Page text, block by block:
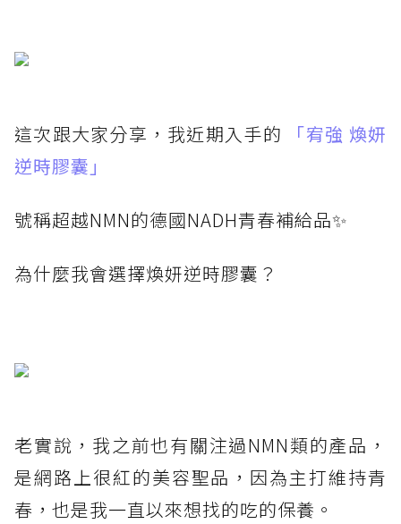
這次跟大家分享，我近期入手的
「宥強 煥妍
逆時膠囊」
號稱超越NMN的德國NADH青春補給品✨
為什麼我會選擇煥妍逆時膠囊？
老實說，我之前也有關注過NMN類的產品，
是網路上很紅的美容聖品，因為主打維持青
春，也是我一直以來想找的吃的保養。